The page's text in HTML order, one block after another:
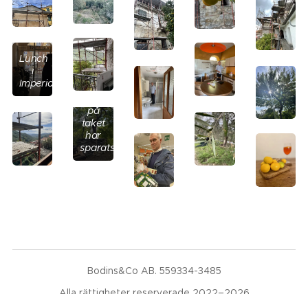
Lunch
i
Imperia
Alla
gamla
skifferplattor
som
på
taket
har
sparats.
Bodins&Co AB. 559334-3485